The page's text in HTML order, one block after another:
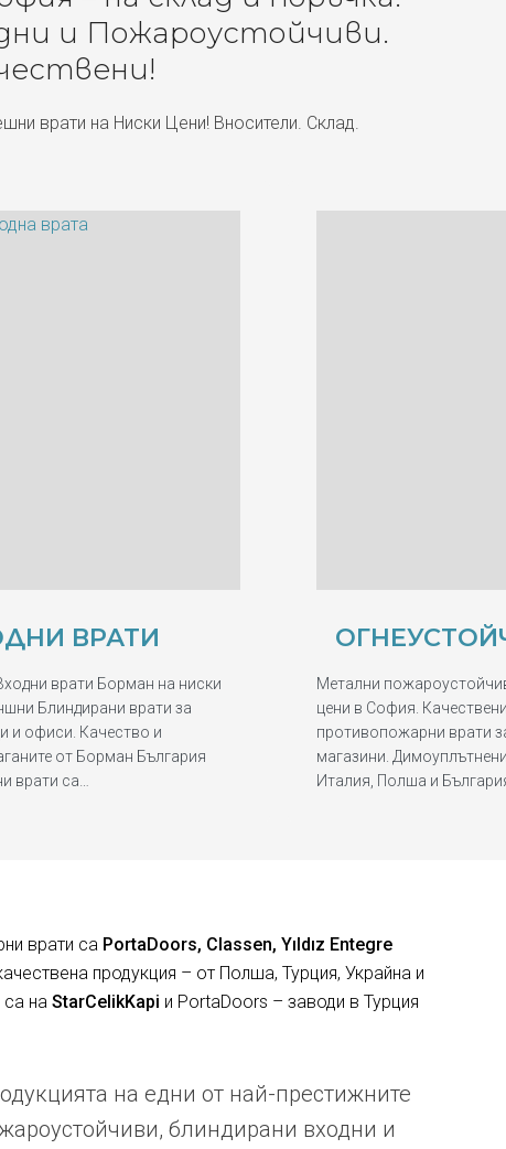
и Пожароустойчиви.
врати на Ниски Цени! Вносители. Склад.
ВРАТИ
врати Борман на ниски
Блиндирани врати за
и офиси. Качество и
от Борман България
врати са…
Метални
цени в София.
противопожарни врати
магазини.
Италия, Полша и
врати са PortaDoors, Classen, Yıldız Entegre
продукция – от Полша, Турция, Украйна и
са на StarCelikKapi и PortaDoors – заводи в Турция
на едни от най-престижните
блиндирани входни и